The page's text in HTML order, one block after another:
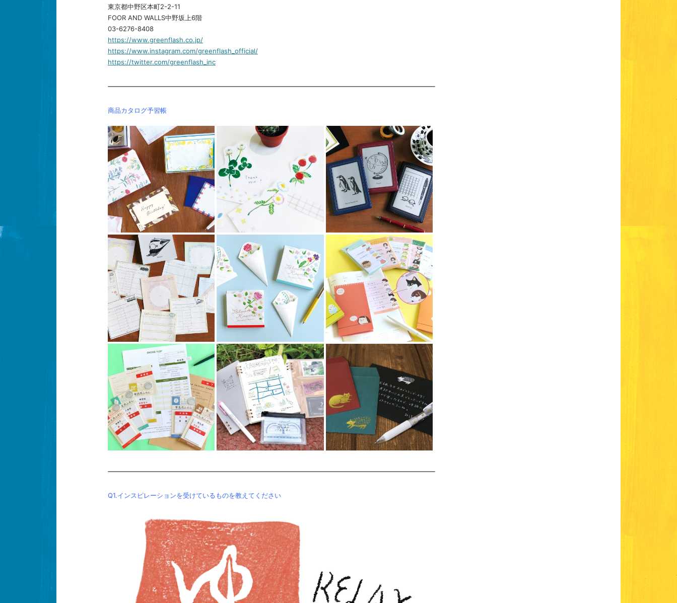
東京都中野区本町2-2-11
FOOR AND WALLS中野坂上6階
03-6276-8408
https://www.greenflash.co.jp/
https://www.instagram.com/greenflash_official/
https://twitter.com/greenflash_inc
商品カタログ予習帳
Q1.インスピレーションを受けているものを教えてください